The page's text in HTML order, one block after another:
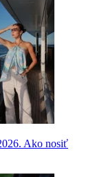
Ako nosiť